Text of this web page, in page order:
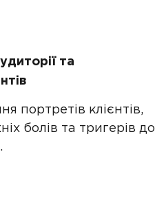
та
портретів клієнтів,
болів та тригерів до